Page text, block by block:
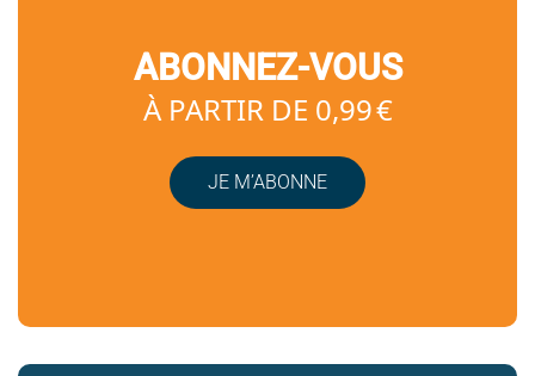
ABONNEZ-VOUS
À PARTIR DE 0,99 €
JE M’ABONNE